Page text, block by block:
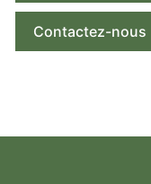
Contactez-nous